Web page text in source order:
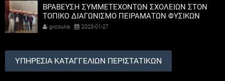
ΒΡΑΒΕΥΣΗ ΣΥΜΜΕΤΕΧΟΝΤΩΝ ΣΧΟΛΕΙΩΝ ΣΤΟΝ
ΤΟΠΙΚΟ ΔΙΑΓΩΝΙΣΜΟ ΠΕΙΡΑΜΑΤΩΝ ΦΥΣΙΚΩΝ
ΕΠΙΣΤΗΜΩΝ
gxcoukis 2023-01-27
ΥΠΗΡΕΣΙΑ ΚΑΤΑΓΓΕΛΙΩΝ ΠΕΡΙΣΤΑΤΙΚΩΝ